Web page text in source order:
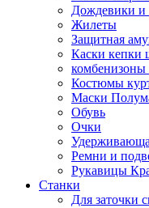
Дождевики и
Жилеты
Защитная
Каски кепки
Костюмы
Маски
Обувь
Очки
Ремни и
Рукавицы
Станки
Для заточки